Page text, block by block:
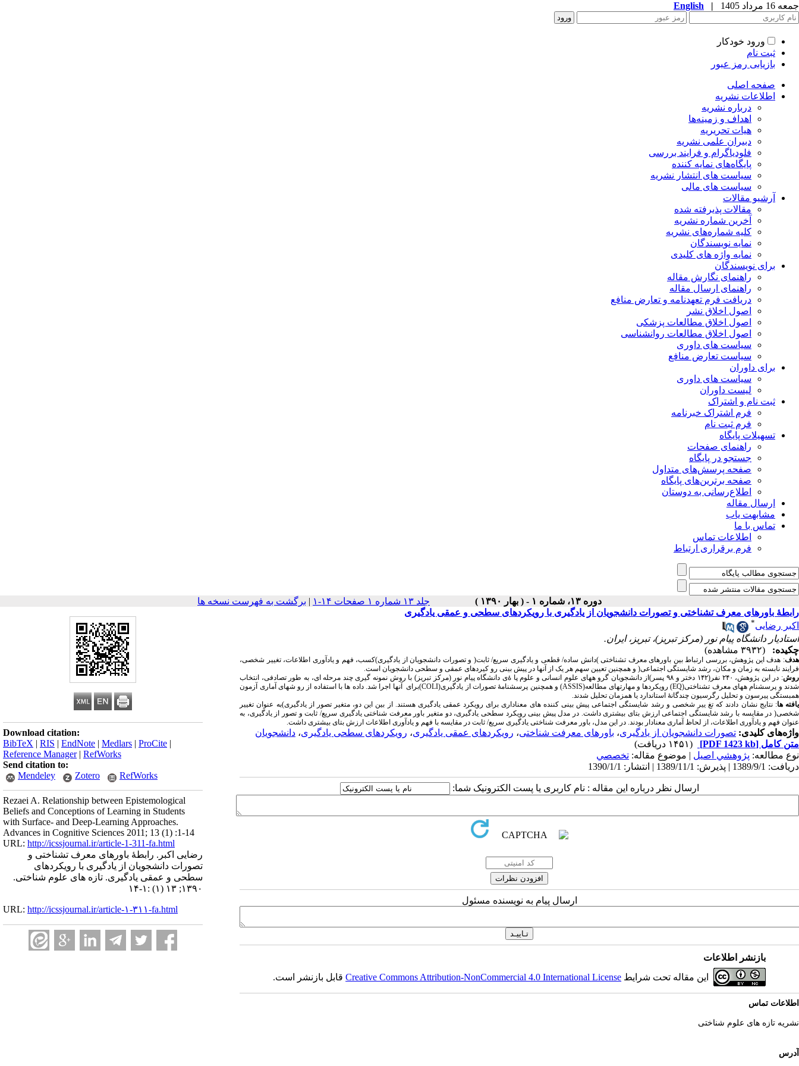
جمعه 16 مرداد 1405 |
English
ورود خودکار
ثبت نام
بازیابی رمز عبور
صفحه اصلی
اطلاعات نشریه
درباره نشریه
اهداف و زمینه‌ها
هیات تحریریه
دبیران علمی نشریه
فلودیاگرام و فرایند بررسی
پایگاه‌های نمایه کننده
سیاست های انتشار نشریه
سیاست های مالی
آرشیو مقالات
مقالات پذیرفته شده
آخرین شماره نشریه
کلیه شماره‌های نشریه
نمایه نویسندگان
نمایه واژه های کلیدی
برای نویسندگان
راهنمای نگارش مقاله
راهنمای ارسال مقاله
دریافت فرم تعهدنامه و تعارض منافع
اصول اخلاق نشر
اصول اخلاق مطالعات پزشکی
اصول اخلاق مطالعات روانشناسی
سیاست های داوری
سیاست تعارض منافع
برای داوران
سیاست های داوری
لیست داوران
ثبت نام و اشتراک
فرم اشتراک خبرنامه
فرم ثبت نام
تسهیلات پایگاه
راهنمای صفحات
جستجو در پایگاه
صفحه پرسش‌های متداول
صفحه برترین‌های پایگاه
اطلاع‌رسانی به دوستان
ارسال مقاله
مشابهت یاب
تماس با ما
اطلاعات تماس
فرم برقراری ارتباط
دوره ۱۳، شماره ۱ - ( بهار ۱۳۹۰ ) جلد ۱۳ شماره ۱ صفحات ۱۴-۱ | برگشت به فهرست نسخه ها
Download citation:
BibTeX | RIS | EndNote | Medlars | ProCite |
Reference Manager| RefWorks
Send citation to:
Mendeley
Zotero RefWorks
Rezaei A. Relationship between Epistemological
Beliefs and Conceptions of Learning in Students
with Surface- and Deep-Learning Approaches.
Advances in Cognitive Sciences 2011; 13 (1) :1-14
URL: http://icssjournal.ir/article-1-311-fa.html
رضایی اکبر. رابطۀ باورهای معرف تشناختی و
تصورات دانشجویان از یادگیری با رویکردهای
سطحی و عمقی یادگیری. تازه های علوم شناختی.
۱۳۹۰; ۱۳ (۱) :۱-۱۴
URL: http://icssjournal.ir/article-۱-۳۱۱-fa.html
رابطۀ باورهای معرف تشناختی و تصورات دانشجویان از یادگیری با رویکردهای سطحی و عمقی یادگیری
اکبر رضایی*
استادیار دانشگاه پیام نور (مرکز تبریز)، تبریز، ایران.
چکیده:
(۳۹۳۲ مشاهده)
هدف: هدف این پژوهش، بررسی ارتباط بین باورهای معرف تشناختی )دانش ساده/ قطعی و یادگیری سریع/ ثابت( و تصورات دانشجویان از یادگیری)کسب، فهم و یادآوری اطلاعات، تغییر شخصی،
فرایند نابسته به زمان و مکان، رشد شایستگی اجتماعی( و همچنین تعیین سهم هر یک از آنها در پیش بینی رو کیردهای عمقی و سطحی دانشجویان است.
روش
: در این پژوهش، ۲۴۰ نفر(۱۴۲ دختر و ۹۸ پسر)از دانشجویان گرو ههای علوم انسانی و علوم پا ۀی دانشگاه پیام نور (مرکز تبریز) با روش نمونه گیری چند مرحله ای، به طور تصادفی، انتخاب
شدند و پرسشنام ههای معرف تشناختی(EQ) رویکردها و مهارتهای مطالعه(ASSIS) و همچنین پرسشنامۀ تصورات از یادگیری(COLI)برای آنها اجرا شد. داده ها با استفاده از رو شهای آماری آزمون
همبستگی پیرسون و تحلیل رگرسیون چندگانۀ استاندارد یا همزمان تحلیل شدند.
یافته ها: نتایج نشان دادند که تغ ییر شخصی و رشد شایستگی اجتماعی پیش بینی کننده های معناداری برای رویکرد عمقی یادگیری هستند. از بین این دو، متغیر تصور از یادگیری)به عنوان تغییر
شخصی( در مقایسه با رشد شایستگی اجتماعی ارزش بتای بیشتری داشت. در مدل پیش بینی رویکرد سطحی یادگیری، دو متغیر باور معرفت شناختی یادگیری سریع/ ثابت و تصور از یادگیری، به
عنوان فهم و یادآوری اطلاعات، از لحاظ آماری معنادار بودند. در این مدل، باور معرفت شناختی یادگیری سریع/ ثابت در مقایسه با فهم و یادآوری اطلاعات ارزش بتای بیشتری داشت.
واژه‌های کلیدی: تصورات دانشجویان از یادگیری، باورهای معرفت شناختی، رویکردهای عمقی یادگیری، رویکردهای سطحی یادگیری، دانشجویان
متن کامل [PDF 1423 kb]
(۱۴۵۱ دریافت)
نوع مطالعه: پژوهشي اصیل | موضوع مقاله: تخصصي
دریافت: 1389/9/1 | پذیرش: 1389/11/1 | انتشار: 1390/1/1
ارسال نظر درباره این مقاله : نام کاربری یا پست الکترونیک شما:
ارسال پیام به نویسنده مسئول
بازنشر اطلاعات
این مقاله تحت شرایط Creative Commons Attribution-NonCommercial 4.0 International Licenseقابل بازنشر است.
اطلاعات تماس
نشریه تازه های علوم شناختی
آدرس